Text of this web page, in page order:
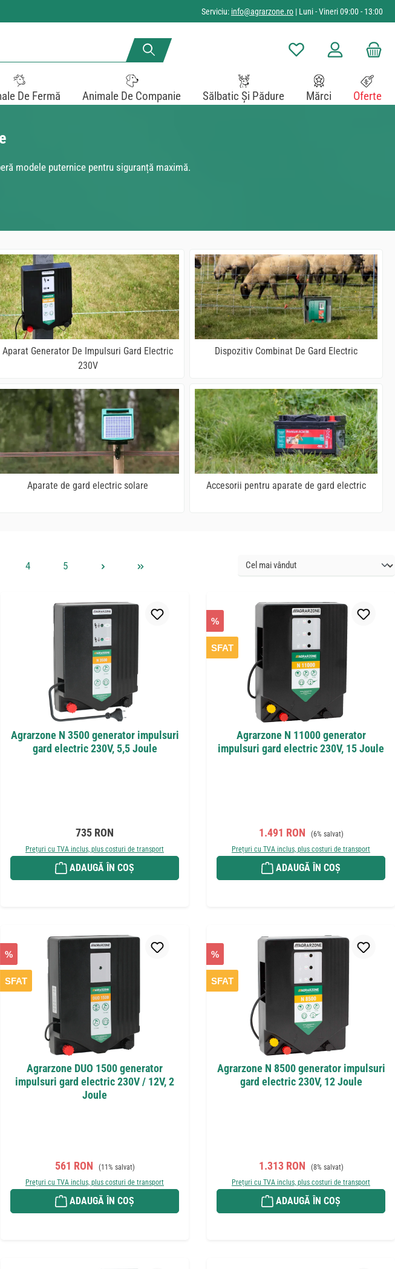
Serviciu: info@agrarzone.ro | Luni - Vineri 09:00 - 13:00
Aveți 0 articole din lista
De Fermă Animale De Companie Sălbatic Și Pădure Mărci Oferte
modele puternice pentru siguranță maximă.
Aparat Generator De Impulsuri Gard Electric
230V
Dispozitiv Combinat De Gard Electric
Aparate de gard electric solare Accesorii pentru aparate de gard electric
Pagina
4 Pagina
5
Agrarzone N 3500 generator impulsuri
gard electric 230V, 5,5 Joule
Preț obișnuit:
735 RON
Prețuri cu TVA inclus, plus costuri de transport
ADAUGĂ ÎN COȘ
%
SFAT
Agrarzone N 11000 generator
impulsuri gard electric 230V, 15 Joule
Preț de vânzare:
1.491 RON Preț obișnuit:
(6% salvat)
Prețuri cu TVA inclus, plus costuri de transport
ADAUGĂ ÎN COȘ
%
SFAT
Agrarzone DUO 1500 generator
impulsuri gard electric 230V / 12V, 2
Joule
Preț de vânzare:
561 RON Preț obișnuit:
(11% salvat)
Prețuri cu TVA inclus, plus costuri de transport
ADAUGĂ ÎN COȘ
%
SFAT
Agrarzone N 8500 generator impulsuri
gard electric 230V, 12 Joule
Preț de vânzare:
1.313 RON Preț obișnuit:
(8% salvat)
Prețuri cu TVA inclus, plus costuri de transport
ADAUGĂ ÎN COȘ